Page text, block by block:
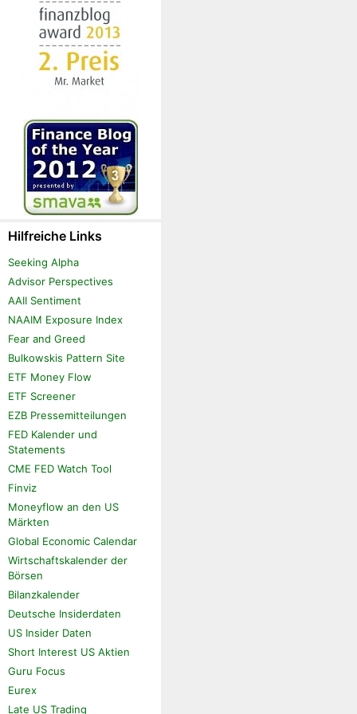
Hilfreiche Links
Seeking Alpha
Advisor Perspectives
AAII Sentiment
NAAIM Exposure Index
Fear and Greed
Bulkowskis Pattern Site
ETF Money Flow
ETF Screener
EZB Pressemitteilungen
FED Kalender und
Statements
CME FED Watch Tool
Finviz
Moneyflow an den US
Märkten
Global Economic Calendar
Wirtschaftskalender der
Börsen
Bilanzkalender
Deutsche Insiderdaten
US Insider Daten
Short Interest US Aktien
Guru Focus
Eurex
Late US Trading